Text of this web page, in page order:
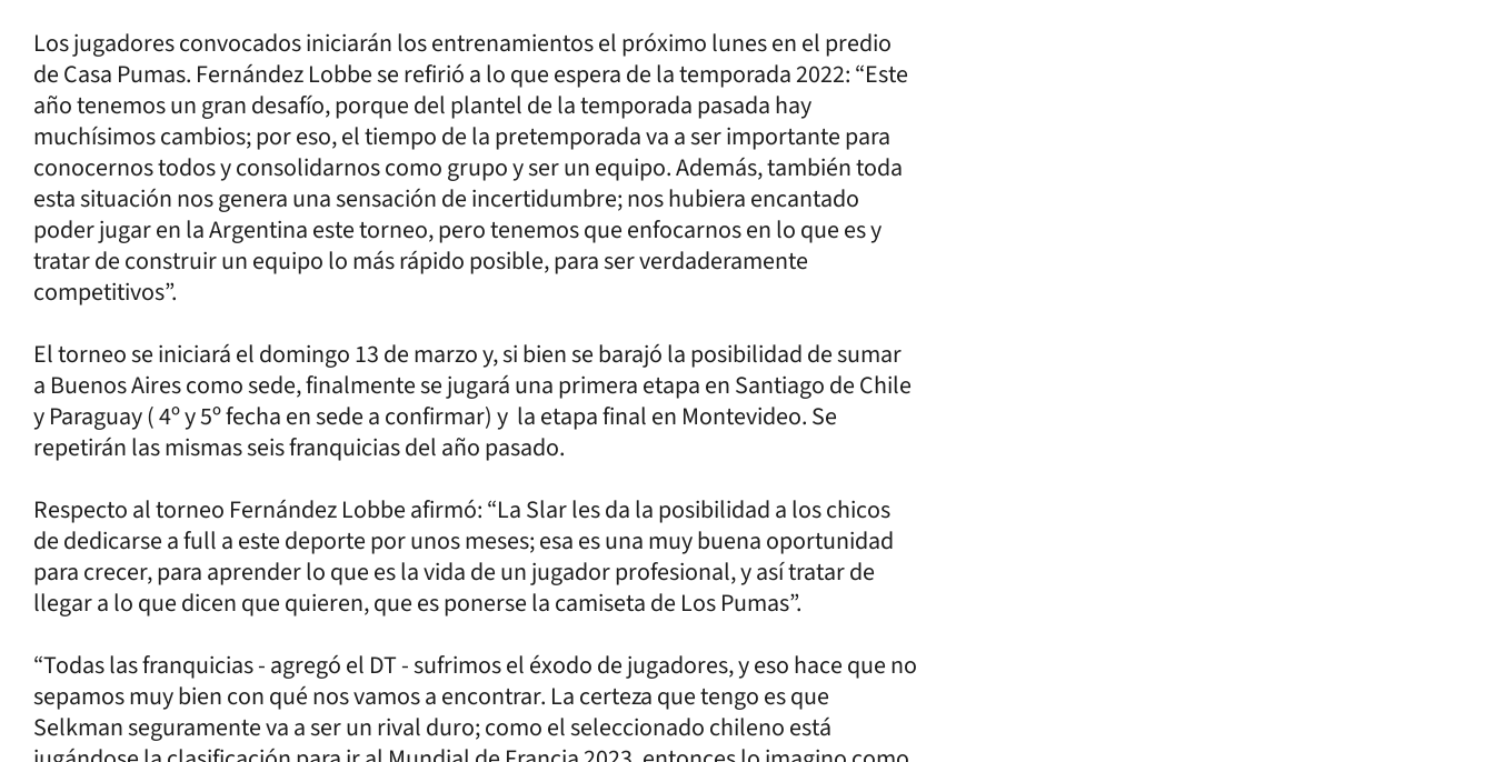
Los jugadores convocados iniciarán los entrenamientos el próximo lunes en el predio
de Casa Pumas. Fernández Lobbe se refirió a lo que espera de la temporada 2022: “Este
año tenemos un gran desafío, porque del plantel de la temporada pasada hay
muchísimos cambios; por eso, el tiempo de la pretemporada va a ser importante para
conocernos todos y consolidarnos como grupo y ser un equipo. Además, también toda
esta situación nos genera una sensación de incertidumbre; nos hubiera encantado
poder jugar en la Argentina este torneo, pero tenemos que enfocarnos en lo que es y
tratar de construir un equipo lo más rápido posible, para ser verdaderamente
competitivos”.
El torneo se iniciará el domingo 13 de marzo y, si bien se barajó la posibilidad de sumar
a Buenos Aires como sede, finalmente se jugará una primera etapa en Santiago de Chile
y Paraguay ( 4º y 5º fecha en sede a confirmar) y la etapa final en Montevideo. Se
repetirán las mismas seis franquicias del año pasado.
Respecto al torneo Fernández Lobbe afirmó: “La Slar les da la posibilidad a los chicos
de dedicarse a full a este deporte por unos meses; esa es una muy buena oportunidad
para crecer, para aprender lo que es la vida de un jugador profesional, y así tratar de
llegar a lo que dicen que quieren, que es ponerse la camiseta de Los Pumas”.
“Todas las franquicias - agregó el DT - sufrimos el éxodo de jugadores, y eso hace que no
sepamos muy bien con qué nos vamos a encontrar. La certeza que tengo es que
Selkman seguramente va a ser un rival duro; como el seleccionado chileno está